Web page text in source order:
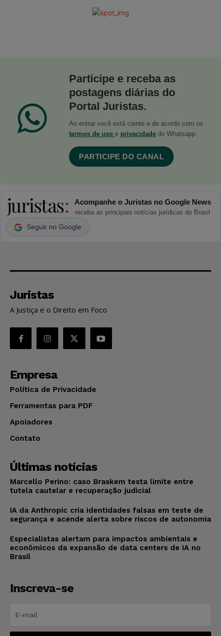
Participe e receba as
postagens diárias do
Portal Juristas.
Ao entrar você está ciente e de acordo com os
termos de uso e privacidade do Whatsapp.
PARTICIPE DO CANAL
Acompanhe o Juristas no Google News
receba as principais notícias jurídicas do Brasil
Seguir no Google
Juristas
A Justiça e o Direito em Foco
Empresa
Política de Privacidade
Ferramentas para PDF
Apoiadores
Contato
Últimas notícias
Marcello Perino: caso Braskem testa limite entre
tutela cautelar e recuperação judicial
IA da Anthropic cria identidades falsas em teste de
segurança e acende alerta sobre riscos de autonomia
Especialistas alertam para impactos ambientais e
econômicos da expansão de data centers de IA no
Brasil
Inscreva-se